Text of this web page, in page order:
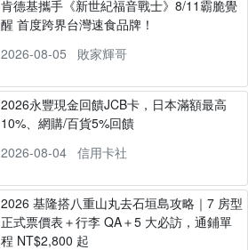
肯德基攜手《新世紀福音戰士》8/11霸脆覺
醒 首度跨界台灣速食品牌！
2026-08-05
敗家輝哥
2026永豐現金回饋JCB卡，日本滿額最高
10%、網購/百貨5%回饋
2026-08-04
信用卡社
2026 基隆搭八重山丸去石垣島攻略｜7 房型
正式票價表＋行李 QA＋5 大必訪，通鋪單
程 NT$2,800 起